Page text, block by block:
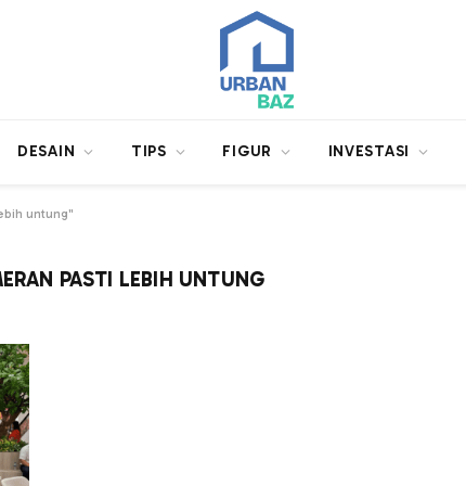
DESAIN TIPS FIGUR INVESTASI
untung"
PASTI LEBIH UNTUNG